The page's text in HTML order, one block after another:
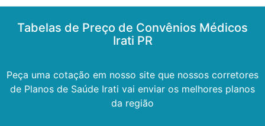
Tabelas de Preço de Convênios Médicos
Irati PR
Peça uma cotação em nosso site que nossos corretores
de Planos de Saúde Irati vai enviar os melhores planos
da região